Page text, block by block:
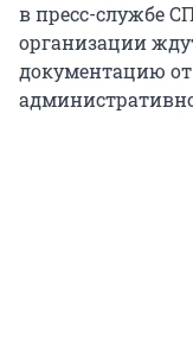
в пресс-службе
организации
документацию